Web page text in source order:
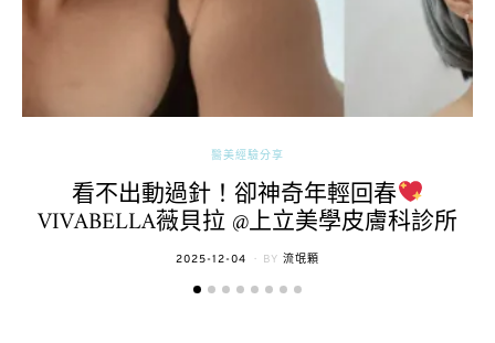
醫美經驗分享
看不出動過針！卻神奇年輕回春
VIVABELLA薇貝拉 @上立美學皮膚科診所
POSTED
2025-12-04 BY 流氓顆